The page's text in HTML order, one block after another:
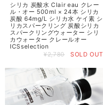
シリカ 炭酸水 Clair eau クレー
ル・オー 500ml × 24本 シリカ
炭酸 64mg/L シリカ水 ケイ素 シ
リカスパークリング 炭酸シリカ
スパークリングウォーター シリ
カウォーター クレールオー
ICSselection
¥2,780
SOLD OUT